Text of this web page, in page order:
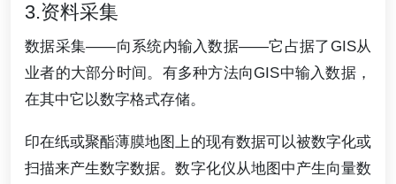
3.资料采集
数据采集——向系统内输入数据——它占据了GIS从
业者的大部分时间。有多种方法向GIS中输入数据，
在其中它以数字格式存储。
印在纸或聚酯薄膜地图上的现有数据可以被数字化或
扫描来产生数字数据。数字化仪从地图中产生向量数